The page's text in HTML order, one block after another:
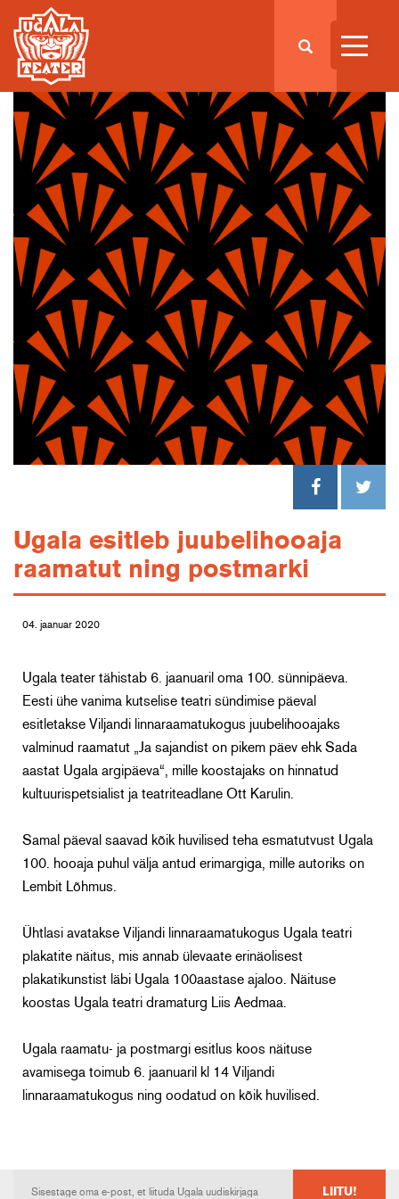
Ugala esitleb juubelihooaja
raamatut ning postmarki
04. jaanuar 2020
Ugala teater tähistab 6. jaanuaril oma 100. sünnipäeva.
Eesti ühe vanima kutselise teatri sündimise päeval
esitletakse Viljandi linnaraamatukogus juubelihooajaks
valminud raamatut „Ja sajandist on pikem päev ehk Sada
aastat Ugala argipäeva“, mille koostajaks on hinnatud
kultuurispetsialist ja teatriteadlane Ott Karulin.
Samal päeval saavad kõik huvilised teha esmatutvust Ugala
100. hooaja puhul välja antud erimargiga, mille autoriks on
Lembit Lõhmus.
Ühtlasi avatakse Viljandi linnaraamatukogus Ugala teatri
plakatite näitus, mis annab ülevaate erinäolisest
plakatikunstist läbi Ugala 100aastase ajaloo. Näituse
koostas Ugala teatri dramaturg Liis Aedmaa.
Ugala raamatu- ja postmargi esitlus koos näituse
avamisega toimub 6. jaanuaril kl 14 Viljandi
linnaraamatukogus ning oodatud on kõik huvilised.
LIITU!